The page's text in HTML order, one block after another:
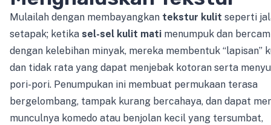
Mulailah dengan membayangkan tekstur kulit seperti
setapak; ketika sel-sel kulit mati menumpuk dan
dengan kelebihan minyak, mereka membentuk “lapisan”
dan tidak rata yang dapat menjebak kotoran serta
pori-pori. Penumpukan ini membuat permukaan terasa
bergelombang, tampak kurang bercahaya, dan dapat
munculnya komedo atau benjolan kecil yang tersumbat,